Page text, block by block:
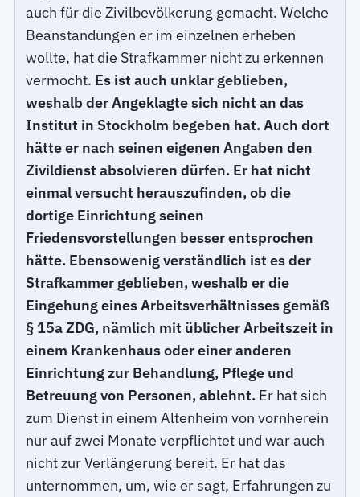
auch für die Zivilbevölkerung gemacht. Welche
Beanstandungen er im einzelnen erheben
wollte, hat die Strafkammer nicht zu erkennen
vermocht. Es ist auch unklar geblieben,
weshalb der Angeklagte sich nicht an das
Institut in Stockholm begeben hat. Auch dort
hätte er nach seinen eigenen Angaben den
Zivildienst absolvieren dürfen. Er hat nicht
einmal versucht herauszufinden, ob die
dortige Einrichtung seinen
Friedensvorstellungen besser entsprochen
hätte. Ebensowenig verständlich ist es der
Strafkammer geblieben, weshalb er die
Eingehung eines Arbeitsverhältnisses gemäß
§ 15a ZDG, nämlich mit üblicher Arbeitszeit in
einem Krankenhaus oder einer anderen
Einrichtung zur Behandlung, Pflege und
Betreuung von Personen, ablehnt. Er hat sich
zum Dienst in einem Altenheim von vornherein
nur auf zwei Monate verpflichtet und war auch
nicht zur Verlängerung bereit. Er hat das
unternommen, um, wie er sagt, Erfahrungen zu